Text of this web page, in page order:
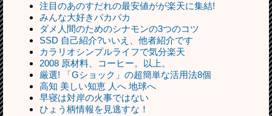
注目のあのすだれの最安値がが楽天に集結!
みんな大好きパカパカ
ダメ人間のためのシナモンの3つのコツ
SSD 自己紹介?いいえ、他者紹介です
カラリオシンプルライフで気分楽天
2008 原材料、コーヒー。以上。
厳選! 「Gショック」の超簡単な活用法8個
高知 美しい知恵 人へ 地球へ
早寝は対岸の火事ではない
ひょう柄情報を見逃すな！